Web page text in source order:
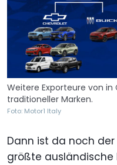
Weitere Exporteure von
traditioneller Marken.
Foto: Motor1 Italy
Dann ist da noch der
größte ausländische